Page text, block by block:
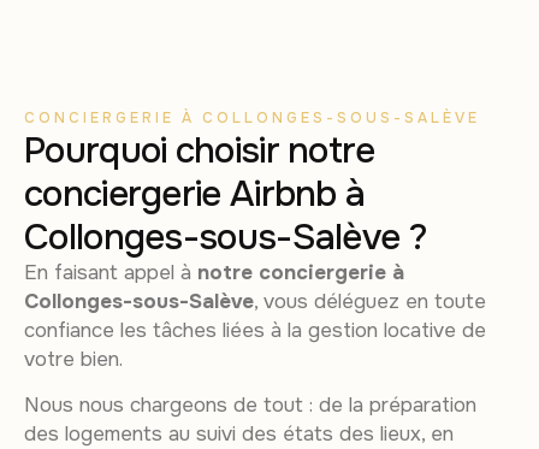
CONCIERGERIE À COLLONGES-SOUS-SALÈVE
Pourquoi choisir notre
conciergerie Airbnb à
Collonges-sous-Salève ?
En faisant appel à notre conciergerie à
Collonges-sous-Salève, vous déléguez en toute
confiance les tâches liées à la gestion locative de
votre bien.
Nous nous chargeons de tout : de la préparation
des logements au suivi des états des lieux, en